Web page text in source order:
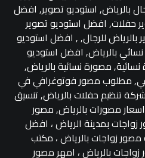
بالرياض, استوديو تصوير, افضل
حفلات, افضل استوديو تصوير
بالرياض للرجال, , افضل استوديو
بالرياض, افضل استوديو
مصورة نسائية بالرياض,
مطلوب مصور فوتوغرافي في
تنظيم حفلات بالرياض, تنسيق
مصورات بالرياض, مصور
بمدينة الرياض ، افضل
زواجات بالرياض ، مكتب
بالرياض ، امهر مصور